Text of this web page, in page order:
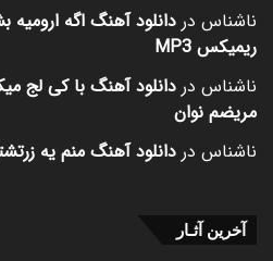
ناشناس در دانلود آهنگ اگه
ریمیکس MP3
ناشناس در دانلود آهنگ با کی لج
مریضم نوان
ناشناس در دانلود آهنگ منم یه
آخرین آثـار